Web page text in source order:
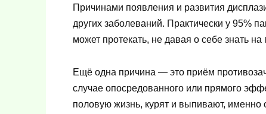
Причинами появления и развития
других заболеваний. Практически у 95%
может протекать, не давая о себе знать
Ещё одна причина — это приём
случае опосредованного или прямого
половую жизнь, курят и выпивают,